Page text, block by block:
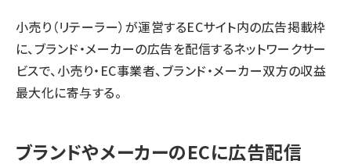
小売り（リテーラー）が運営するECサイト内の広告掲載枠
に、ブランド・メーカーの広告を配信するネットワークサー
ビスで、小売り・EC事業者、ブランド・メーカー双方の収益
最大化に寄与する。
ブランドやメーカーのECに広告配信